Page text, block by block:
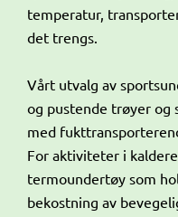
temperatur,
det trengs.
Vårt utvalg av
og pustende trøyer og
med
For aktiviteter i
termoundertøy som
bekostning av